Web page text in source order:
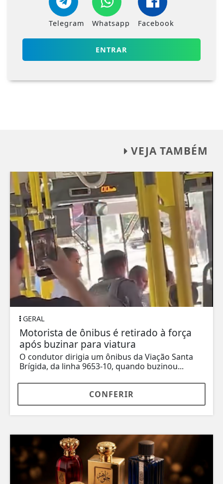
Telegram Whatsapp Facebook
ENTRAR
VEJA TAMBÉM
GERAL
Motorista de ônibus é retirado à força
após buzinar para viatura
O condutor dirigia um ônibus da Viação Santa
Brígida, da linha 9653-10, quando buzinou...
CONFERIR